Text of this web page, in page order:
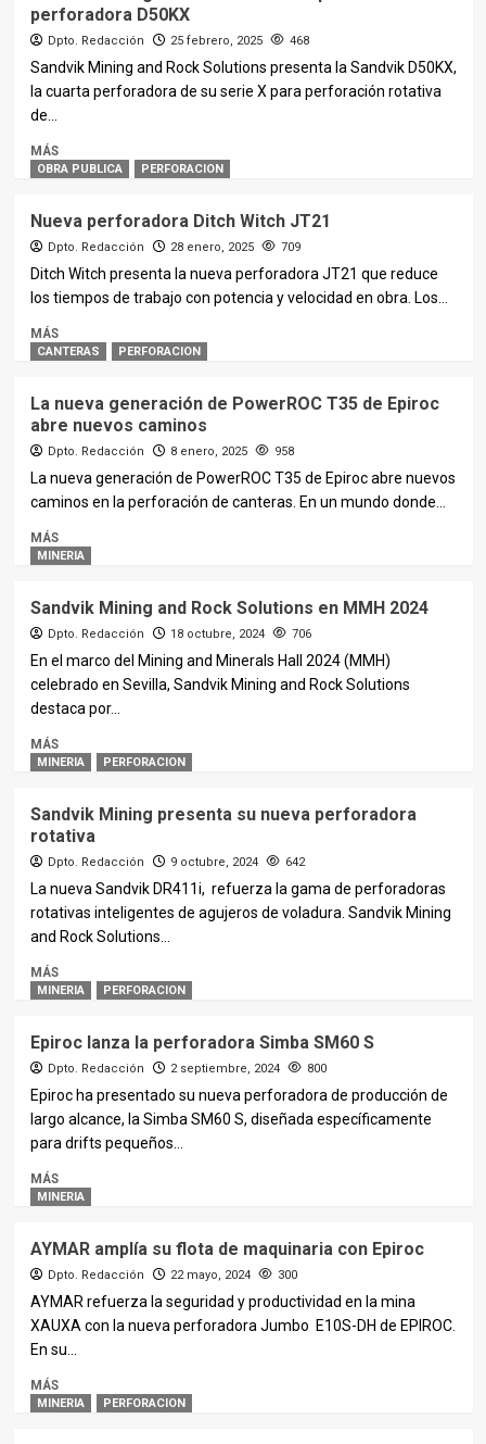
perforadora D50KX
Dpto. Redacción 25 febrero, 2025 468
Sandvik Mining and Rock Solutions presenta la Sandvik D50KX,
la cuarta perforadora de su serie X para perforación rotativa
de...
MÁS
OBRA PUBLICA PERFORACION
Nueva perforadora Ditch Witch JT21
Dpto. Redacción 28 enero, 2025 709
Ditch Witch presenta la nueva perforadora JT21 que reduce
los tiempos de trabajo con potencia y velocidad en obra. Los...
MÁS
CANTERAS PERFORACION
La nueva generación de PowerROC T35 de Epiroc
abre nuevos caminos
Dpto. Redacción 8 enero, 2025 958
La nueva generación de PowerROC T35 de Epiroc abre nuevos
caminos en la perforación de canteras. En un mundo donde...
MÁS
MINERIA
Sandvik Mining and Rock Solutions en MMH 2024
Dpto. Redacción 18 octubre, 2024 706
En el marco del Mining and Minerals Hall 2024 (MMH)
celebrado en Sevilla, Sandvik Mining and Rock Solutions
destaca por...
MÁS
MINERIA PERFORACION
Sandvik Mining presenta su nueva perforadora
rotativa
Dpto. Redacción 9 octubre, 2024 642
La nueva Sandvik DR411i, refuerza la gama de perforadoras
rotativas inteligentes de agujeros de voladura. Sandvik Mining
and Rock Solutions...
MÁS
MINERIA PERFORACION
Epiroc lanza la perforadora Simba SM60 S
Dpto. Redacción 2 septiembre, 2024 800
Epiroc ha presentado su nueva perforadora de producción de
largo alcance, la Simba SM60 S, diseñada específicamente
para drifts pequeños...
MÁS
MINERIA
AYMAR amplía su flota de maquinaria con Epiroc
Dpto. Redacción 22 mayo, 2024 300
AYMAR refuerza la seguridad y productividad en la mina
XAUXA con la nueva perforadora Jumbo E10S-DH de EPIROC.
En su...
MÁS
MINERIA PERFORACION